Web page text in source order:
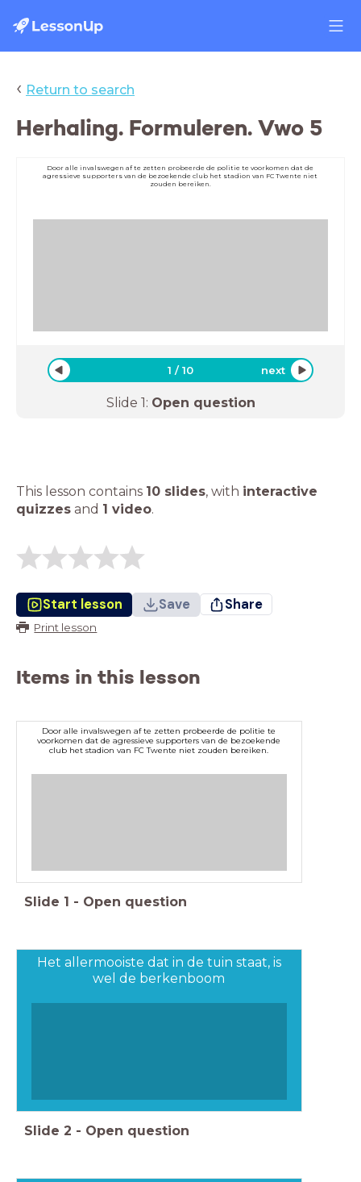
‹ Return to search
Herhaling. Formuleren. Vwo 5
Door alle invalswegen af te zetten probeerde de politie te voorkomen dat de
agressieve supporters van de bezoekende club het stadion van FC Twente niet
zouden bereiken.
1 /10 next
Slide 1: Open question
This lesson contains 10 slides, with interactive
quizzes and 1 video.
Start lesson Save Share
Print lesson
Items in this lesson
Door alle invalswegen af te zetten probeerde de politie te
voorkomen dat de agressieve supporters van de bezoekende
club het stadion van FC Twente niet zouden bereiken.
Slide 1 - Open question
Het allermooiste dat in de tuin staat, is
wel de berkenboom
Slide 2 - Open question